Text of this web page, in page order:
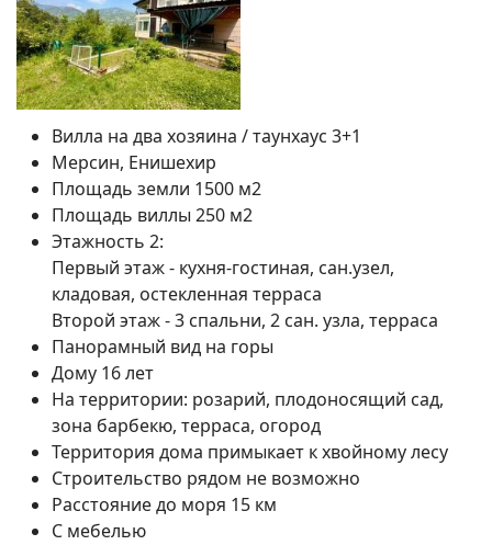
Поиск
Вилла на два хозяина / таунхаус 3+1
Мерсин, Енишехир
Площадь земли 1500 м2
Площадь виллы 250 м2
Этажность 2:
Первый этаж - кухня-гостиная, сан.узел,
кладовая, остекленная терраса
Второй этаж - 3 спальни, 2 сан. узла, терраса
Панорамный вид на горы
Дому 16 лет
На территории: розарий, плодоносящий сад,
зона барбекю, терраса, огород
Территория дома примыкает к хвойному лесу
Строительство рядом не возможно
Расстояние до моря 15 км
С мебелью